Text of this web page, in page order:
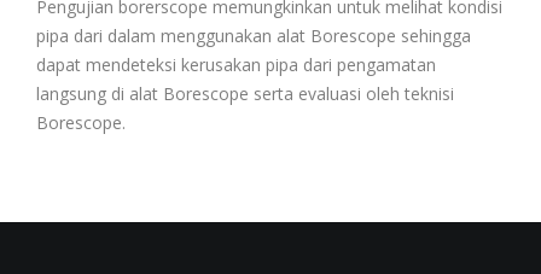
Pengujian borerscope memungkinkan untuk melihat kondisi
pipa dari dalam menggunakan alat Borescope sehingga
dapat mendeteksi kerusakan pipa dari pengamatan
langsung di alat Borescope serta evaluasi oleh teknisi
Borescope.